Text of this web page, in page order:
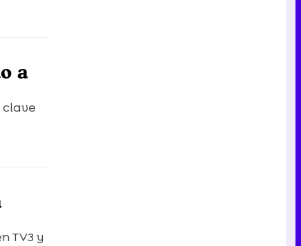
a
clave
TV3 y